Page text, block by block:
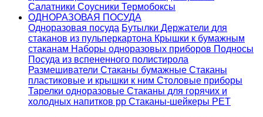
Салатники Соусники Термобоксы
ОДНОРАЗОВАЯ ПОСУДА
Одноразовая посуда Бутылки Держатели для
стаканов из пульперкартона Крышки к бумажным
стаканам Наборы одноразовых приборов Подносы
Посуда из вспененного полистирола
Размешиватели Стаканы бумажные Стаканы
пластиковые и крышки к ним Столовые приборы
Тарелки одноразовые Стаканы для горячих и
холодных напитков pp Стаканы-шейкеры PET